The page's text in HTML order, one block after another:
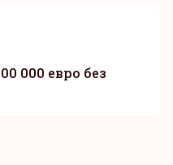
000 евро без